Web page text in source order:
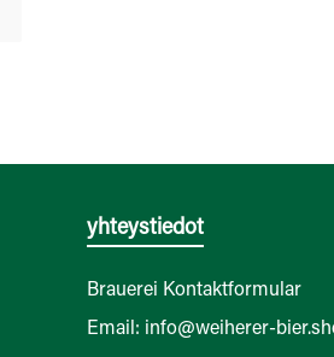
yhteystiedot
Brauerei Kontaktformular
Email: info@weiherer-